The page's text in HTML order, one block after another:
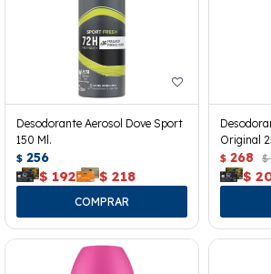
Desodorante Aerosol Dove Sport
150 Ml.
$ 256
$ 192 $ 218
Original
$ 268 $
$